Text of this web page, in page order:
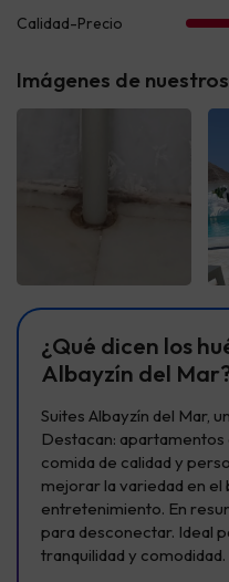
Imágenes de
¿Qué dicen los
Albayzín del
Suites Albayzín del Mar,
Destacan: apartamentos
comida de calidad y
mejorar la variedad en
entretenimiento. En
para desconectar. Ideal
tranquilidad y comodidad.